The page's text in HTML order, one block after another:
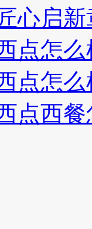
心启新
点怎
点怎
点西